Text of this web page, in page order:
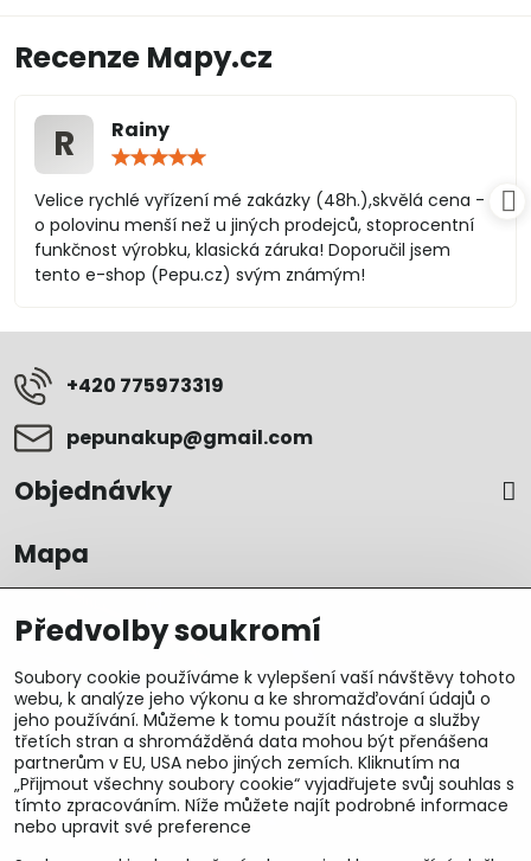
Recenze Mapy.cz
R Rainy
/
5
Velice rychlé vyřízení mé zakázky (48h.),skvělá cena -
o polovinu menší než u jiných prodejců, stoprocentní
funkčnost výrobku, klasická záruka! Doporučil jsem
tento e-shop (Pepu.cz) svým známým!
+420 775973319
pepunakup​@gmail​.com
Objednávky
Mapa
Předvolby soukromí
Soubory cookie používáme k vylepšení vaší návštěvy tohoto
webu, k analýze jeho výkonu a ke shromažďování údajů o
jeho používání. Můžeme k tomu použít nástroje a služby
třetích stran a shromážděná data mohou být přenášena
partnerům v EU, USA nebo jiných zemích. Kliknutím na
„Přijmout všechny soubory cookie“ vyjadřujete svůj souhlas s
tímto zpracováním. Níže můžete najít podrobné informace
nebo upravit své preference